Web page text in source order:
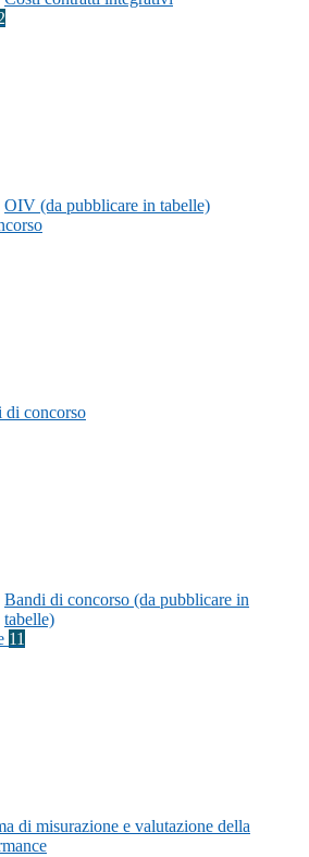
OIV (da pubblicare in tabelle)
di concorso
Bandi di concorso (da pubblicare in
tabelle)
11
di misurazione e valutazione della